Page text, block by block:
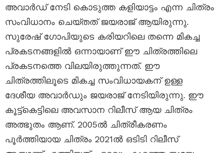
അവാർഡ് നേടി കൊടുത്ത കളിയാട്ടം എന്ന ചിത്രം
സംവിധാനം ചെയ്തത് ജയരാജ് ആയിരുന്നു.
സുരേഷ് ഗോപിയുടെ കരിയറിലെ തന്നെ മികച്ച
പ്രകടനങ്ങളിൽ ഒന്നായാണ് ഈ ചിത്രത്തിലെ
പ്രകടനത്തെ വിലയിരുത്തുന്നത്. ഈ
ചിത്രത്തിലൂടെ മികച്ച സംവിധായകന് ഉള്ള
ദേശീയ അവാർഡും ജയരാജ് നേടിയിരുന്നു. ഈ
കൂട്ട്കെട്ടിലെ അവസാന റിലീസ് ആയ ചിത്രം
അത്ഭുതം ആണ്. 2005ൽ ചിത്രീകരണം
പൂർത്തിയായ ചിത്രം 2021ൽ ഒടിടി റിലീസ്